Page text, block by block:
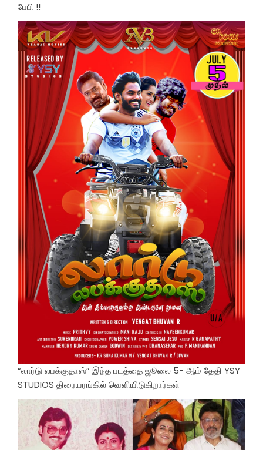
பேபி !!
“லார்டு லபக்குதாஸ்” இந்த படத்தை ஜூலை 5- ஆம் தேதி YSY
STUDIOS திரையரங்கில் வெளியிடுகிறார்கள்